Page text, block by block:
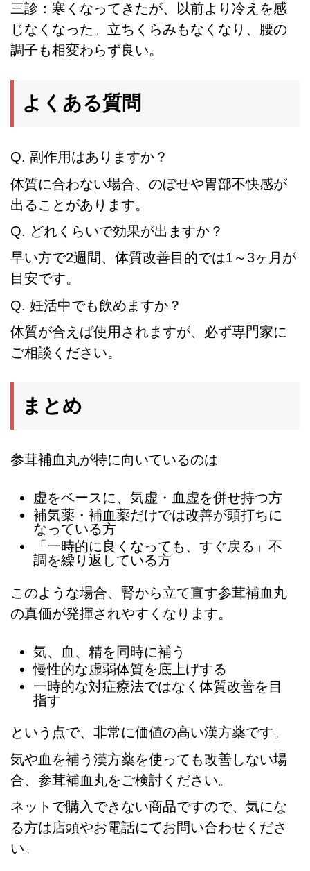
三診：寒くなってきたが、以前より冷えを感
じなくなった。立ちくらみもなくなり、腰の
調子も相変わらず良い。
よくある質問
Q. 副作用はありますか？
体質に合わない場合、のぼせや胃部不快感が
出ることがあります。
Q. どれくらいで効果が出ますか？
早い方で2週間、体質改善目的では1～3ヶ月が
目安です。
Q. 妊活中でも飲めますか？
体質が合えば使用されますが、必ず専門家に
ご相談ください。
まとめ
参茸補血丸が特に向いているのは
虚をベースに、気虚・血虚を併せ持つ方
補気薬・補血薬だけでは改善が頭打ちに
なっている方
「一時的に良くなっても、すぐ戻る」不
調を繰り返している方
このような場合、腎から立て直す参茸補血丸
の真価が発揮されやすくなります。
気、血、精を同時に補う
慢性的な虚弱体質を底上げする
一時的な対症療法ではなく体質改善を目
指す
という点で、非常に価値の高い漢方薬です。
気や血を補う漢方薬を使っても改善しない場
合、参茸補血丸をご検討ください。
ネットで購入できない商品ですので、気にな
る方は店頭やお電話にてお問い合わせくださ
い。